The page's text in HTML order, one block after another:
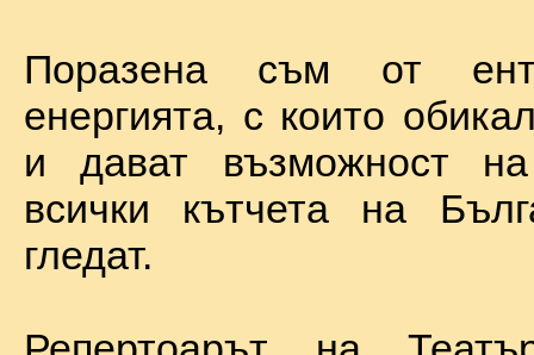
Поразена съм от
енергията, с които
и дават възможност
всички кътчета на
гледат.